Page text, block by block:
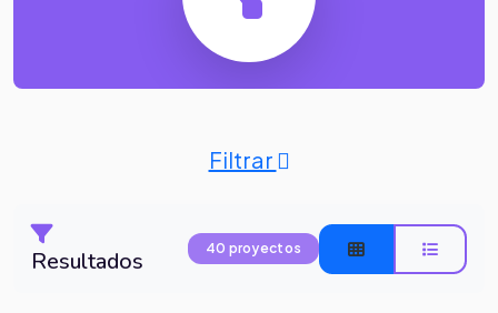
Filtrar
Resultados 40 proyectos